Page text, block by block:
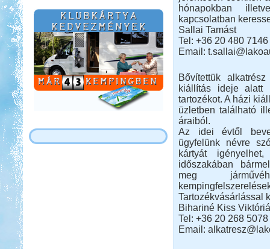
hónapokban
kapcsolatban
Sallai Tamást
Tel: +36 20 480 7146
Email:
Bővítettük
kiállítás ideje alatt
tartozékot. A házi
üzletben található
áraiból.
Az idei évtől
ügyfelünk névre
kártyát
időszakában
meg
Tartozékvásárlással
Bihariné Kiss
Tel: +36 20 268 5078
Email: